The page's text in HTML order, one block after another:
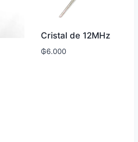
Cristal de 12MHz
₲6.000